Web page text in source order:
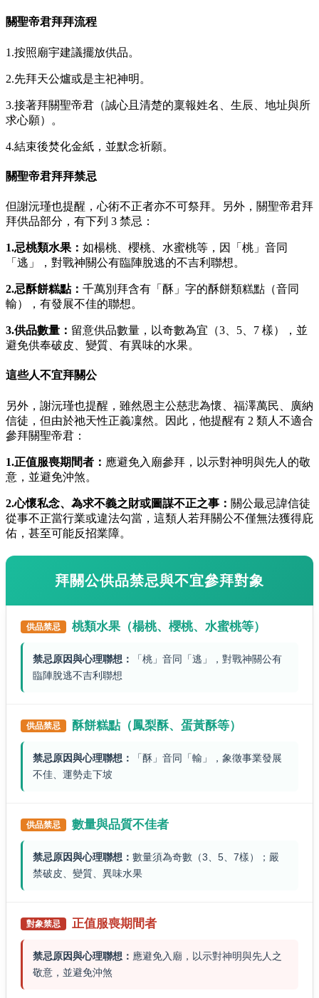
關聖帝君拜拜流程
1.按照廟宇建議擺放供品。
2.先拜天公爐或是主祀神明。
3.接著拜關聖帝君（誠心且清楚的稟報姓名、生辰、地址與所
求心願）。
4.結束後焚化金紙，並默念祈願。
關聖帝君拜拜禁忌
但謝沅瑾也提醒，心術不正者亦不可祭拜。另外，關聖帝君拜
拜供品部分，有下列 3 禁忌：
1.忌桃類水果： 如楊桃、櫻桃、水蜜桃等，因「桃」音同
「逃」，對戰神關公有臨陣脫逃的不吉利聯想。
2.忌酥餅糕點： 千萬別拜含有「酥」字的酥餅類糕點（音同
輸），有發展不佳的聯想。
3.供品數量： 留意供品數量，以奇數為宜（3、5、7 樣），並
避免供奉破皮、變質、有異味的水果。
這些人不宜拜關公
另外，謝沅瑾也提醒，雖然恩主公慈悲為懷、福澤萬民、廣納
信徒，但由於祂天性正義凜然。因此，他提醒有 2 類人不適合
參拜關聖帝君：
1.正值服喪期間者： 應避免入廟參拜，以示對神明與先人的敬
意，並避免沖煞。
2.心懷私念、為求不義之財或圖謀不正之事： 關公最忌諱信徒
從事不正當行業或違法勾當，這類人若拜關公不僅無法獲得庇
佑，甚至可能反招業障。
拜關公供品禁忌與不宜參拜對象
供品禁忌 桃類水果（楊桃、櫻桃、水蜜桃等）
禁忌原因與心理聯想：
「桃」音同「逃」，對戰神關公有
臨陣脫逃不吉利聯想
供品禁忌 酥餅糕點（鳳梨酥、蛋黃酥等）
禁忌原因與心理聯想：
「酥」音同「輸」，象徵事業發展
不佳、運勢走下坡
供品禁忌 數量與品質不佳者
禁忌原因與心理聯想： 數量須為奇數（3、5、7樣）；嚴
禁破皮、變質、異味水果
對象禁忌 正值服喪期間者
禁忌原因與心理聯想： 應避免入廟，以示對神明與先人之
敬意，並避免沖煞